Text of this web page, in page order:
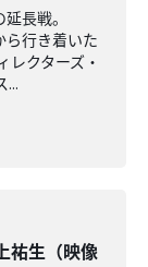
長戦。
行き着いた
レクターズ・
...
祐生（映像